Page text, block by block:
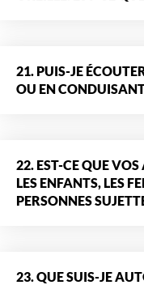
21. PUIS-JE
OU EN
22. EST-CE QUE
LES ENFANTS, LES
PERSONNES
23. QUE SUIS-JE